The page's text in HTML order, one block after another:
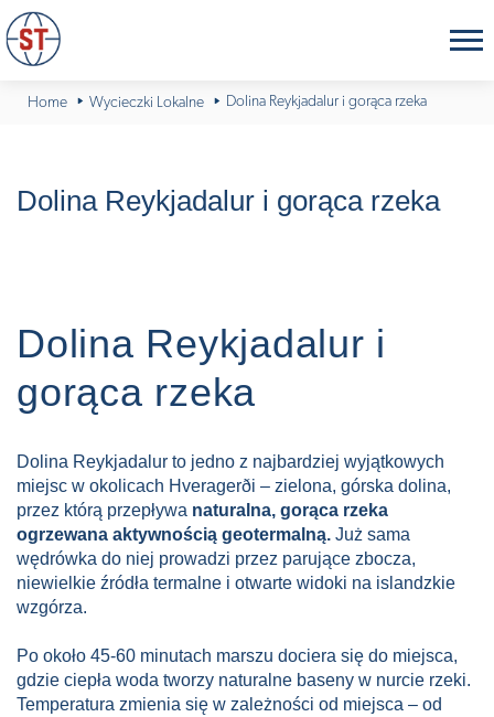
Home Wycieczki Lokalne Dolina Reykjadalur i gorąca rzeka
Dolina Reykjadalur i gorąca rzeka
Dolina Reykjadalur i
gorąca rzeka
Dolina Reykjadalur to jedno z najbardziej wyjątkowych
miejsc w okolicach Hveragerði – zielona, górska dolina,
przez którą przepływa naturalna, gorąca rzeka
ogrzewana aktywnością geotermalną. Już sama
wędrówka do niej prowadzi przez parujące zbocza,
niewielkie źródła termalne i otwarte widoki na islandzkie
wzgórza.
Po około 45-60 minutach marszu dociera się do miejsca,
gdzie ciepła woda tworzy naturalne baseny w nurcie rzeki.
Temperatura zmienia się w zależności od miejsca – od